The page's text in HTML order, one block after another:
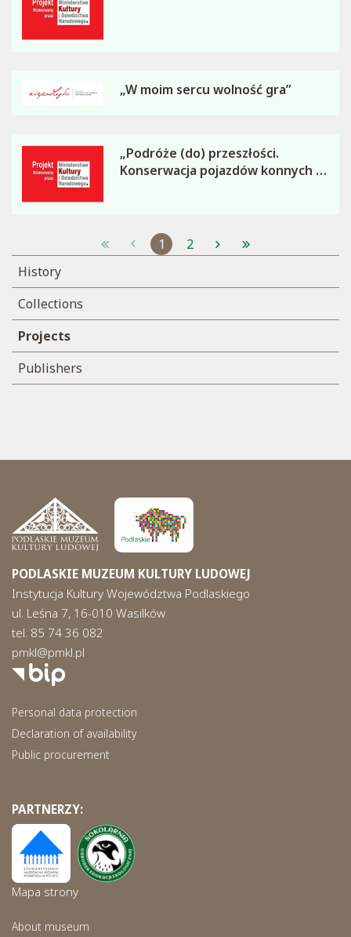
„W moim sercu wolność gra”
„Podróże (do) przeszłości.
Konserwacja pojazdów konnych z
1
2
History
Collections
Projects
Publishers
PODLASKIE MUZEUM KULTURY LUDOWEJ
Instytucja Kultury Województwa Podlaskiego
ul. Leśna 7, 16-010 Wasilków
tel. 85 74 36 082
pmkl@pmkl.pl
Personal data protection
Declaration of availability
Public procurement
PARTNERZY:
Mapa strony
About museum